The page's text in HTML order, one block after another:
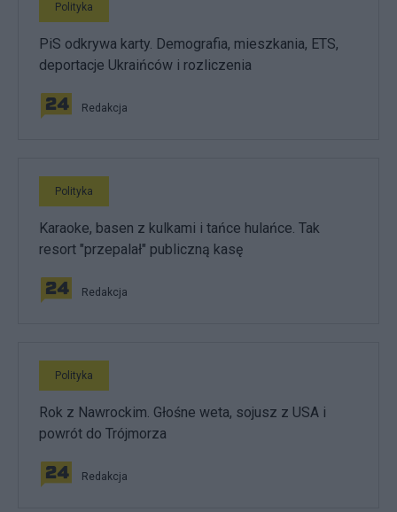
Polityka
PiS odkrywa karty. Demografia, mieszkania, ETS,
deportacje Ukraińców i rozliczenia
Redakcja
Polityka
Karaoke, basen z kulkami i tańce hulańce. Tak
resort "przepalał" publiczną kasę
Redakcja
Polityka
Rok z Nawrockim. Głośne weta, sojusz z USA i
powrót do Trójmorza
Redakcja